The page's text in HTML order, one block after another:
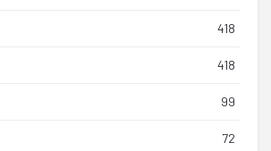
418
418
99
72